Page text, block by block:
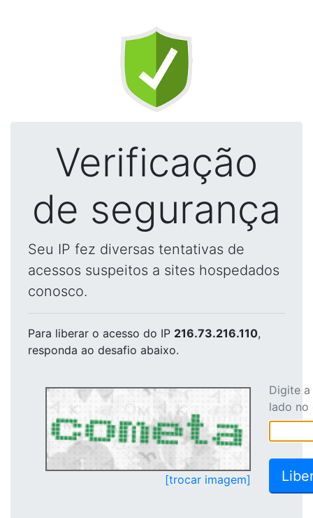
Verificação
de segurança
Seu IP fez diversas tentativas de
acessos suspeitos a sites hospedados
conosco.
Para liberar o acesso do IP 216.73.216.110,
responda ao desafio abaixo.
[trocar imagem]
Digite
lado no